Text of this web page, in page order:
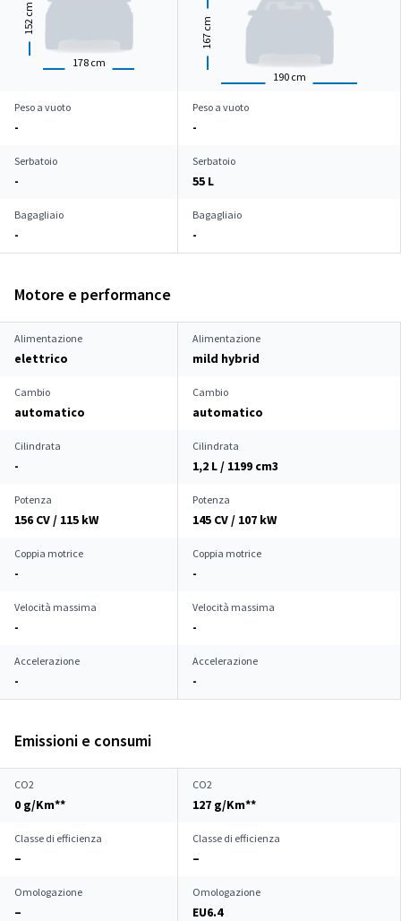
178 cm
152
cm
190 cm
167
cm
Peso a vuoto
-
Peso a vuoto
-
Serbatoio
-
Serbatoio
55 L
Bagagliaio
-
Bagagliaio
-
Motore e performance
Alimentazione
elettrico
Alimentazione
mild hybrid
Cambio
automatico
Cambio
automatico
Cilindrata
-
Cilindrata
1,2 L / 1199 cm3
Potenza
156 CV / 115 kW
Potenza
145 CV / 107 kW
Coppia motrice
-
Coppia motrice
-
Velocità massima
-
Velocità massima
-
Accelerazione
-
Accelerazione
-
Emissioni e consumi
CO2
0 g/Km**
CO2
127 g/Km**
Classe di efficienza
–
Classe di efficienza
–
Omologazione
–
Omologazione
EU6.4